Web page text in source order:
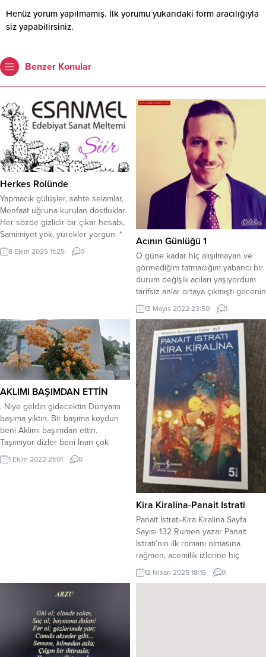
Henüz yorum yapılmamış. İlk yorumu yukarıdaki form aracılığıyla
siz yapabilirsiniz.
Benzer Konular
Herkes Rolünde
Yapmacık gülüşler, sahte selamlar,
Menfaat uğruna kurulan dostluklar.
Her sözde gizlidir bir çıkar hesabı,
Samimiyet yok, yürekler yorgun. *
Rol yapar herkes, yüzünde maske,
Gerçekten uzak, sözleri sahte.
orada. Kimse...
8 Ekim 2025 11:25 0
Acının Günlüğü 1
O güne kadar hiç alışılmayan ve
görmediğim tatmadığım yabancı bir
durum değişik acıları yaşıyordum
tarifsiz anlar ortaya çıkmıştı gecenin
02 de bir anda yeni yeni hisler
yaşıyordum değişik bu durum
karşısında herkesin yanı başımda
toplamış endişeli, telaşlı, korku
içinde hastane gidelim vakit
kaybetmeden acile çabuk gidelim
gömleğimi getir pantolonu çabuk...
13 Mayıs 2022 23:50 1
AKLIMI BAŞIMDAN ETTİN
. Niye geldin gidecektin Dünyamı
başıma yıktın, Bir başıma koydun
beni Aklımı başımdan ettin.
Taşımıyor dizler beni İnan çok
özledim seni, Ölmeden giydim
kefeni Canımı tenimden ettin.
1 Ekim 2022 21:01 0
Kira Kiralina-Panait Istrati
Panait Istratı-Kira Kiralina Sayfa
Sayısı 132 Rumen yazar Panait
Istrati’nin ilk romanı olmasına
rağmen, acemilik izlerine hiç
rastlamadığımız bu kitabı
başlangıçta çok severek
12 Nisan 2025 18:16 0